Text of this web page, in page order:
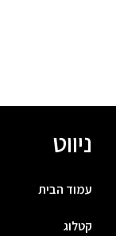
ניווט
עמוד הבית
קטלוג